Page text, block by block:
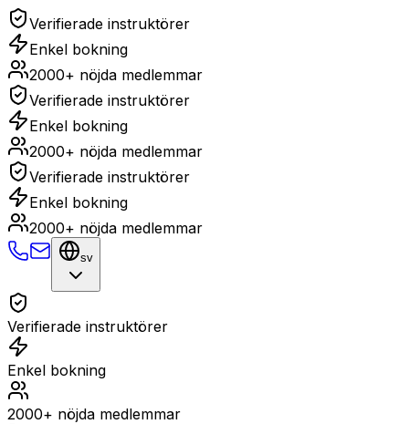
Verifierade instruktörer
Enkel bokning
2000+ nöjda medlemmar
Verifierade instruktörer
Enkel bokning
2000+ nöjda medlemmar
Verifierade instruktörer
Enkel bokning
2000+ nöjda medlemmar
sv
Verifierade instruktörer
Enkel bokning
2000+ nöjda medlemmar